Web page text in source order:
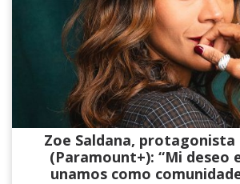
Zoe Saldana, protagonista
(Paramount+): “Mi deseo
unamos como